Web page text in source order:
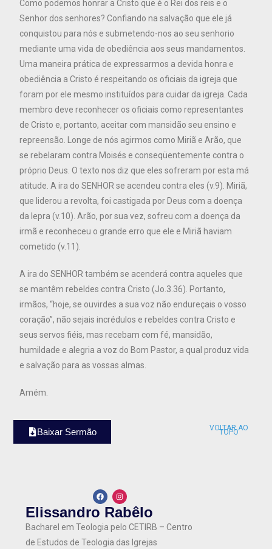
Como podemos honrar a Cristo que é o Rei dos reis e o
Senhor dos senhores? Confiando na salvação que ele já
conquistou para nós e submetendo-nos ao seu senhorio
mediante uma vida de obediência aos seus mandamentos.
Uma maneira prática de expressarmos a devida honra e
obediência a Cristo é respeitando os oficiais da igreja que
foram por ele mesmo instituídos para cuidar da igreja. Cada
membro deve reconhecer os oficiais como representantes
de Cristo e, portanto, aceitar com mansidão seu ensino e
repreensão. Longe de nós agirmos como Miriã e Arão, que
se rebelaram contra Moisés e conseqüentemente contra o
próprio Deus. O texto nos diz que eles sofreram por esta má
atitude. A ira do SENHOR se acendeu contra eles (v.9). Miriã,
que liderou a revolta, foi castigada por Deus com a doença
da lepra (v.10). Arão, por sua vez, sofreu com a doença da
irmã e reconheceu o grande erro que ele e Miriã haviam
cometido (v.11).
A ira do SENHOR também se acenderá contra aqueles que
se mantêm rebeldes contra Cristo (Jo.3.36). Portanto,
irmãos, “hoje, se ouvirdes a sua voz não endureçais o vosso
coração”, não sejais incrédulos e rebeldes contra Cristo e
seus servos fiéis, mas recebam com fé, mansidão,
humildade e alegria a voz do Bom Pastor, a qual produz vida
e salvação para as vossas almas.
Amém.
Baixar Sermão VOLTAR AO
TOPO
Elissandro Rabêlo
Bacharel em Teologia pelo CETIRB – Centro
de Estudos de Teologia das Igrejas